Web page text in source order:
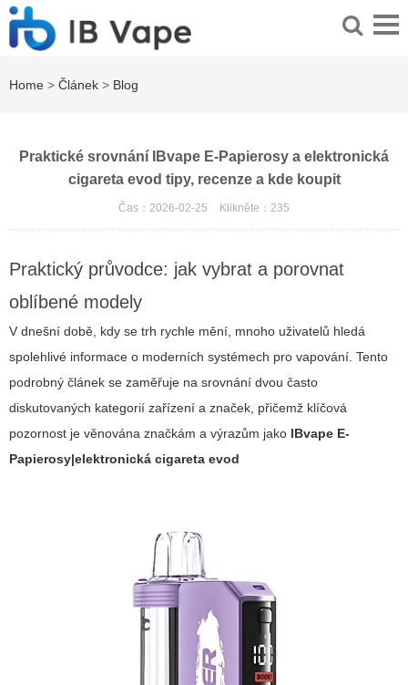
Home > Článek > Blog
Praktické srovnání IBvape E-Papierosy a elektronická
cigareta evod tipy, recenze a kde koupit
Čas：2026-02-25 Klikněte： 235
Praktický průvodce: jak vybrat a porovnat
oblíbené modely
V dnešní době, kdy se trh rychle mění, mnoho uživatelů hledá
spolehlivé informace o moderních systémech pro vapování. Tento
podrobný článek se zaměřuje na srovnání dvou často
diskutovaných kategorií zařízení a značek, přičemž klíčová
pozornost je věnována značkám a výrazům jako IBvape E-
Papierosy|elektronická cigareta evod